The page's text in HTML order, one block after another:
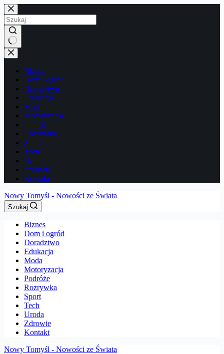
Przejdź
do
treści
Brak
wyników
Biznes
Dom i ogród
Doradztwo
Edukacja
Moda
Motoryzacja
Podróże
Rozrywka
Sport
Tech
Uroda
Zdrowie
Kontakt
Nowy Tomyśl - Nowości ze Świata
Szukaj
Biznes
Dom i ogród
Doradztwo
Edukacja
Moda
Motoryzacja
Podróże
Rozrywka
Sport
Tech
Uroda
Zdrowie
Kontakt
Nowy Tomyśl - Nowości ze Świata